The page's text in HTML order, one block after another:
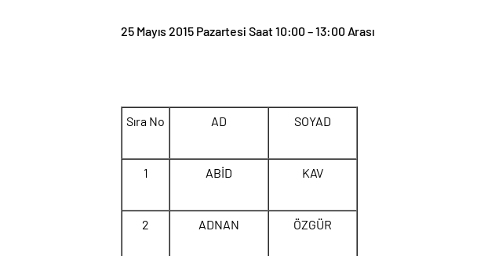
25 Mayıs 2015 Pazartesi Saat 10:00 – 13:00 Arası
Sıra No AD SOYAD
1 ABİD KAV
2 ADNAN ÖZGÜR